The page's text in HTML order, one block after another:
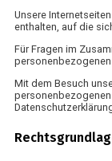
Unsere
enthalten, auf die
Für Fragen im
personenbezogenen
Mit dem Besuch